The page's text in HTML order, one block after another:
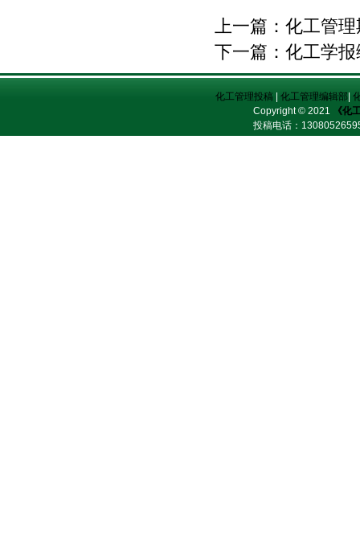
上一篇： 化工管
下一篇： 化工学
化工管理投稿 化工管理编辑部|
Copyright © 2021
《化
投稿电话：